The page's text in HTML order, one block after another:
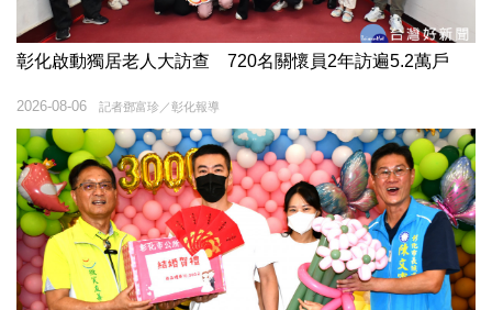
彰化啟動獨居老人大訪查 720名關懷員2年訪遍5.2萬戶
記者鄧富珍／彰化報導
2026-08-06